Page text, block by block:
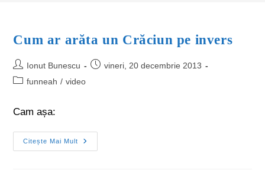
Cum ar arăta un Crăciun pe invers
Ionut Bunescu
vineri, 20 decembrie 2013
funneah / video
Cam așa:
Citește Mai Mult